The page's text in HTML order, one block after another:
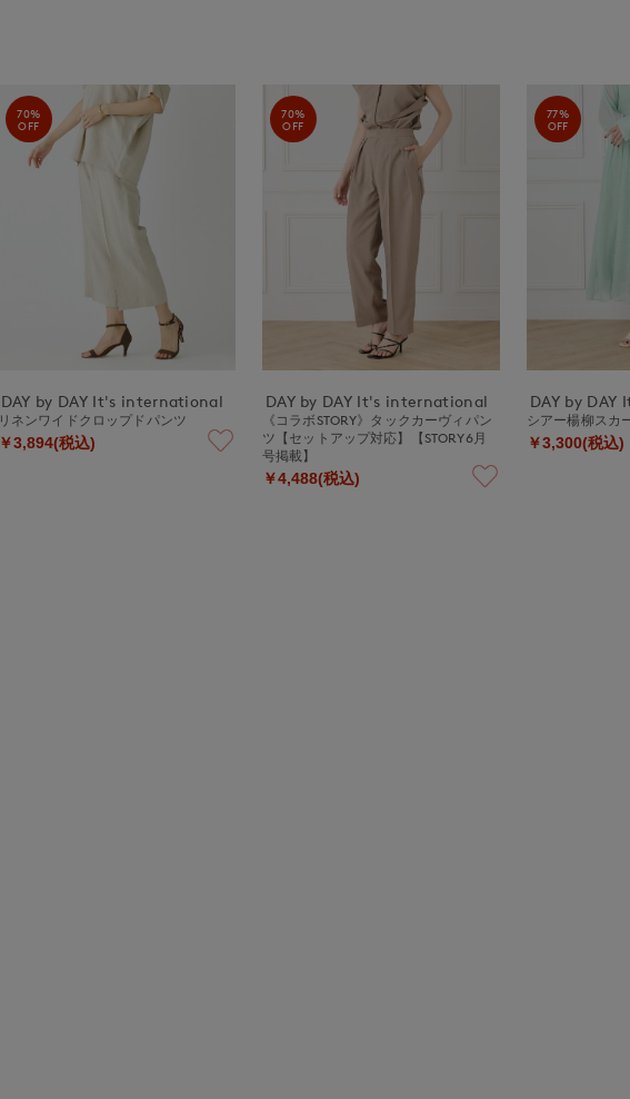
70%
OFF
DAY by DAY It's international
リネンワイドクロップドパンツ
￥3,894(税込)
70%
OFF
DAY by DAY It's international
《コラボSTORY》タックカーヴィパン
ツ【セットアップ対応】【STORY6月
号掲載】
￥4,488(税込)
77%
OFF
DAY by
シアー楊柳スカ
￥3,300(税込)